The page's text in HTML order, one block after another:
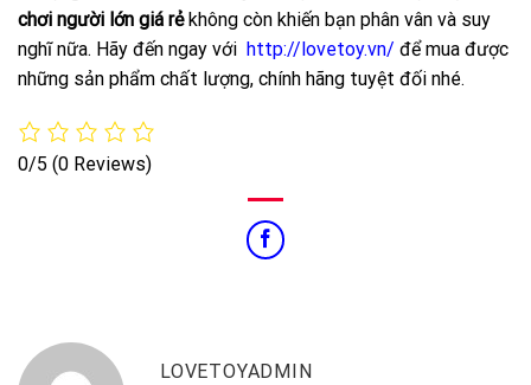
chơi người lớn giá rẻ không còn khiến bạn phân vân và suy
nghĩ nữa. Hãy đến ngay với http://lovetoy.vn/ để mua được
những sản phẩm chất lượng, chính hãng tuyệt đối nhé.
0/5 (0 Reviews)
LOVETOYADMIN